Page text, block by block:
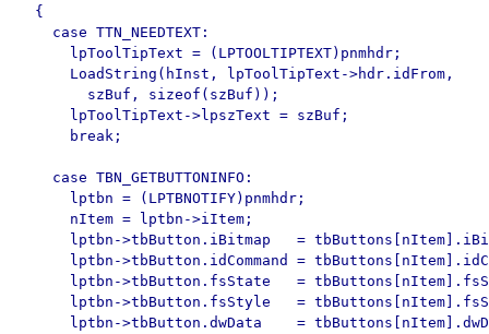
  {
    case TTN_NEEDTEXT:
      lpToolTipText = (LPTOOLTIPTEXT)pnmhdr;
      LoadString(hInst, lpToolTipText->hdr.idFrom,
        szBuf, sizeof(szBuf));
      lpToolTipText->lpszText = szBuf;
      break;
    case TBN_GETBUTTONINFO:
      lptbn = (LPTBNOTIFY)pnmhdr;
      nItem = lptbn->iItem;
lptbn->tbButton.iBitmap   =
lptbn->tbButton.idCommand =
lptbn->tbButton.fsState   =
lptbn->tbButton.fsStyle   =
lptbn->tbButton.dwData    =